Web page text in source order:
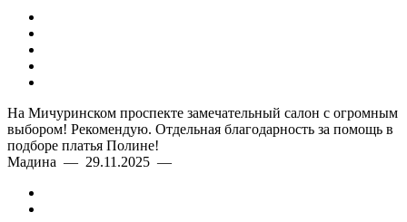
На Мичуринском проспекте замечательный салон с огромным
выбором! Рекомендую. Отдельная благодарность за помощь в
подборе платья Полине!
Мадина — 29.11.2025 —